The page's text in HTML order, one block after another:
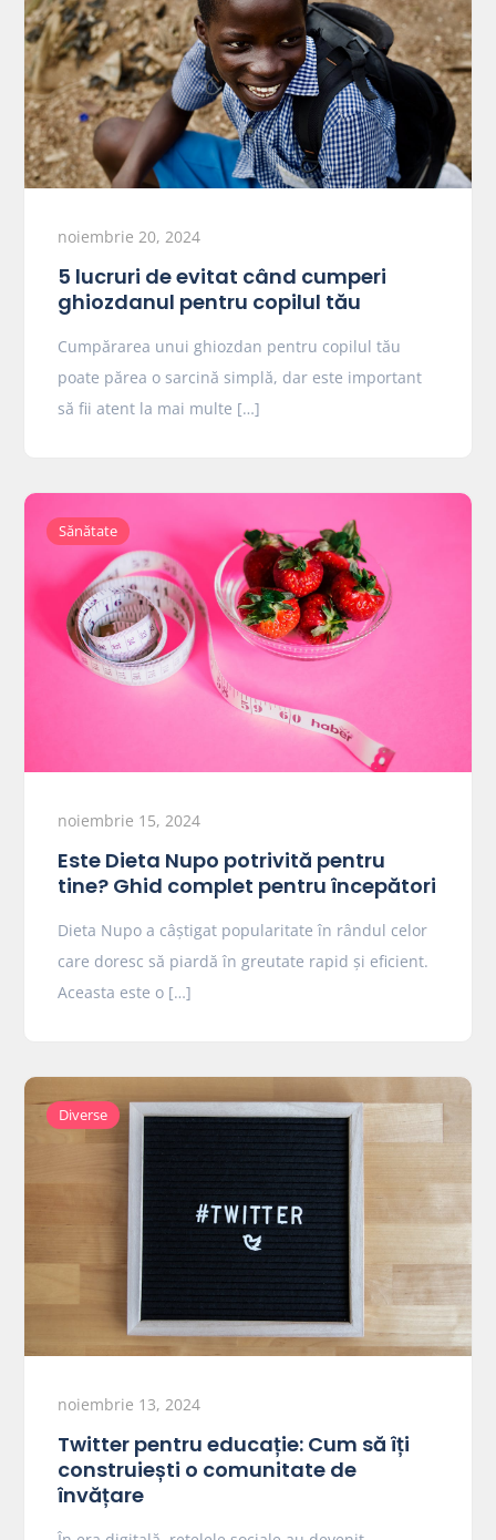
noiembrie 20, 2024
5 lucruri de evitat când cumperi
ghiozdanul pentru copilul tău
Cumpărarea unui ghiozdan pentru copilul tău
poate părea o sarcină simplă, dar este important
să fii atent la mai multe […]
Sănătate
noiembrie 15, 2024
Este Dieta Nupo potrivită pentru
tine? Ghid complet pentru începători
Dieta Nupo a câștigat popularitate în rândul celor
care doresc să piardă în greutate rapid și eficient.
Aceasta este o […]
Diverse
noiembrie 13, 2024
Twitter pentru educație: Cum să îți
construiești o comunitate de
învățare